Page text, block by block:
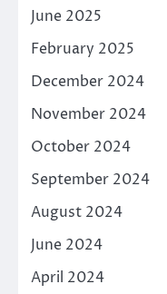
June 2025
February 2025
December 2024
November 2024
October 2024
September 2024
August 2024
June 2024
April 2024